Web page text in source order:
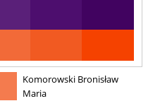
Komorowski Bronisław
Maria